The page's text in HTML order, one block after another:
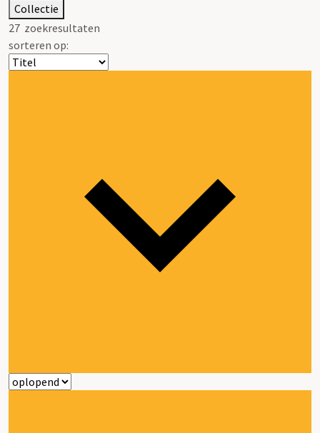
Collectie
27 zoekresultaten
sorteren op: